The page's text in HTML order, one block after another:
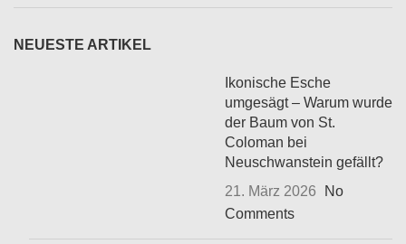
NEUESTE ARTIKEL
Ikonische Esche
umgesägt – Warum wurde
der Baum von St.
Coloman bei
Neuschwanstein gefällt?
21. März 2026
No
Comments